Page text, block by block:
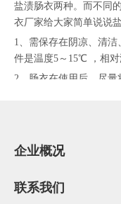
盐渍肠衣两种。而不同
衣厂家给大家简单说说
1、需保存在阴凉、清
件是温度5～15℃ ，相对
2、肠衣在使用后，尽
肠衣对于香肠肠的肉质
肠衣的储存质量与香肠
企业概况
联系我们